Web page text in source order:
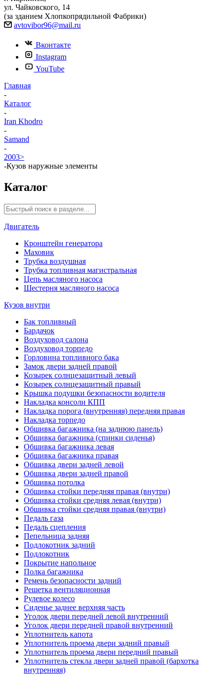
ул. Чайковского, 14
(за зданием Хлопкопрядильной Фабрики)
avtovibor96@mail.ru
Вконтакте
Instagram
YouTube
Главная
-
Каталог
-
Iran Khodro
-
Samand
-
2003>
-Кузов наружные элементы
Каталог
Двигатель
Кронштейн генератора
Маховик
Трубка воздушная
Трубка топливная магистральная
Цепь масляного насоса
Шестерня масляного насоса
Кузов внутри
Бак топливный
Бардачок
Воздуховод салона
Воздуховод торпедо
Горловина топливного бака
Замок двери задней правой
Козырек солнцезащитный левый
Козырек солнцезащитный правый
Крышка подушки безопасности водителя
Накладка консоли КПП
Накладка порога (внутренняя) передняя правая
Накладка торпедо
Обшивка багажника (на заднюю панель)
Обшивка багажника (спинки сиденья)
Обшивка багажника левая
Обшивка багажника правая
Обшивка двери задней левой
Обшивка двери задней правой
Обшивка потолка
Обшивка стойки передняя правая (внутри)
Обшивка стойки средняя левая (внутри)
Обшивка стойки средняя правая (внутри)
Педаль газа
Педаль сцепления
Пепельница задняя
Подлокотник задний
Подлокотник
Покрытие напольное
Полка багажника
Ремень безопасности задний
Решетка вентиляционная
Рулевое колесо
Сиденье заднее верхняя часть
Уголок двери передней левой внутренний
Уголок двери передней правой внутренний
Уплотнитель капота
Уплотнитель проема двери задний правый
Уплотнитель проема двери передний правый
Уплотнитель стекла двери задней правой (бархотка
внутренняя)